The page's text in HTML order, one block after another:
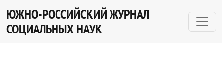
Публичная политика и сетевые СМИ в
ЮЖНО-РОССИЙСКИЙ ЖУРНАЛ
СОЦИАЛЬНЫХ НАУК